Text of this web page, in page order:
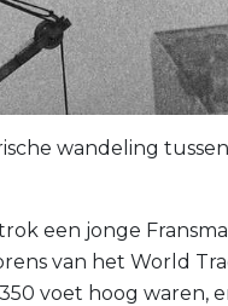
wandeling
een jonge
van het World
voet hoog